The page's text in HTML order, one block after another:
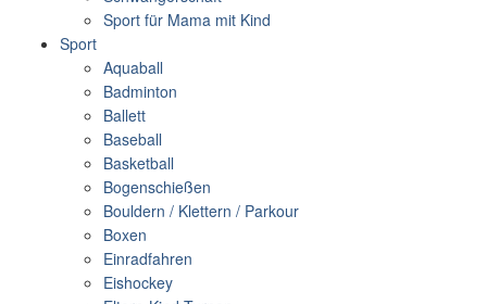
Sport für Mama mit Kind
Sport
Aquaball
Badminton
Ballett
Baseball
Basketball
Bogenschießen
Bouldern / Klettern / Parkour
Boxen
Einradfahren
Eishockey